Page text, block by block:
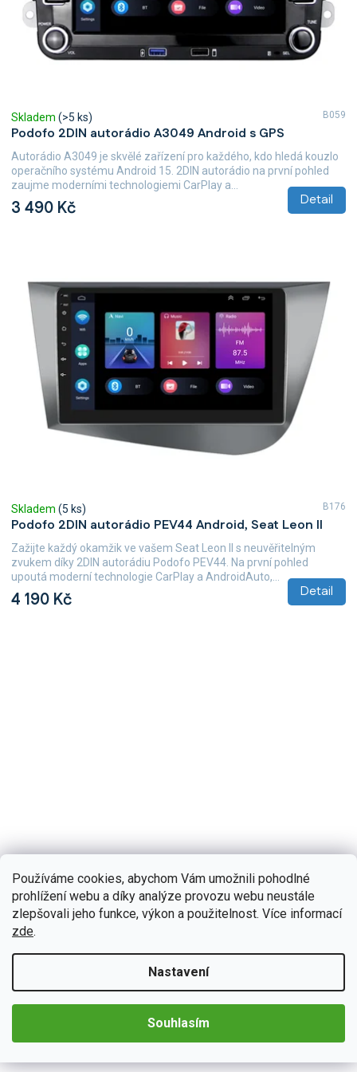
Používáme cookies, abychom Vám umožnili pohodlné
prohlížení webu a díky analýze provozu webu neustále
zlepšovali jeho funkce, výkon a použitelnost. Více informací
zde.
Nastavení
Souhlasím
Podofo 2DIN autorádio A3049 Android s GPS
Skladem (>5 ks)
3 490 Kč Detail
Autorádio A3049 je skvělé zařízení pro každého, kdo hledá kouzlo
operačního systému Android 15. 2DIN autorádio na první pohled
zaujme moderními technologiemi CarPlay a...
B059
Podofo 2DIN autorádio PEV44 Android, Seat Leon II
Skladem (5 ks)
4 190 Kč Detail
Zažijte každý okamžik ve vašem Seat Leon II s neuvěřitelným
zvukem díky 2DIN autorádiu Podofo PEV44. Na první pohled
upoutá moderní technologie CarPlay a AndroidAuto,...
B176
Bmode 2DIN autorádio BW19 Android s GPS
Skladem(4 ks)
4 790 Kč
Autorádio Bmode BW19 Vám dokonale poslouží na kratších, ale
i dlouhých cestách. Na první pohled zaujme moderní technologií